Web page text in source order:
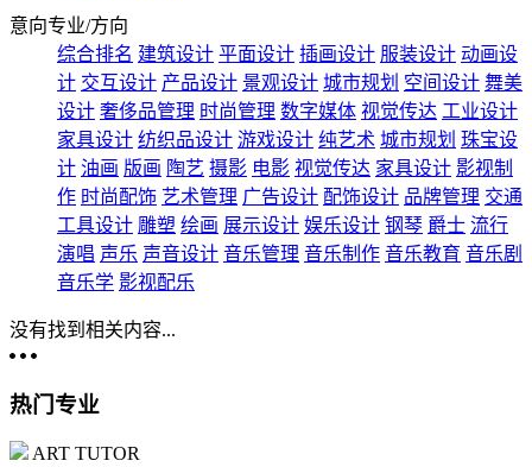
意向专业/方向
综合排名 建筑设计 平面设计 插画设计 服装设计 动画设
计 交互设计 产品设计 景观设计 城市规划 空间设计 舞美
设计 奢侈品管理 时尚管理 数字媒体 视觉传达 工业设计
家具设计 纺织品设计 游戏设计 纯艺术 城市规划 珠宝设
计 油画 版画 陶艺 摄影 电影 视觉传达 家具设计 影视制
作 时尚配饰 艺术管理 广告设计 配饰设计 品牌管理 交通
工具设计 雕塑 绘画 展示设计 娱乐设计 钢琴 爵士 流行
演唱 声乐 声音设计 音乐管理 音乐制作 音乐教育 音乐剧
音乐学 影视配乐
没有找到相关内容...
热门专业
ART TUTOR